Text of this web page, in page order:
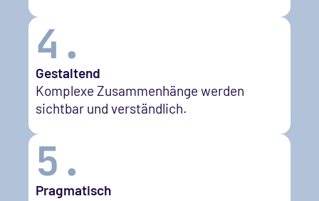
4.
Gestaltend
Komplexe Zusammenhänge werden
sichtbar und verständlich.
5.
Pragmatisch